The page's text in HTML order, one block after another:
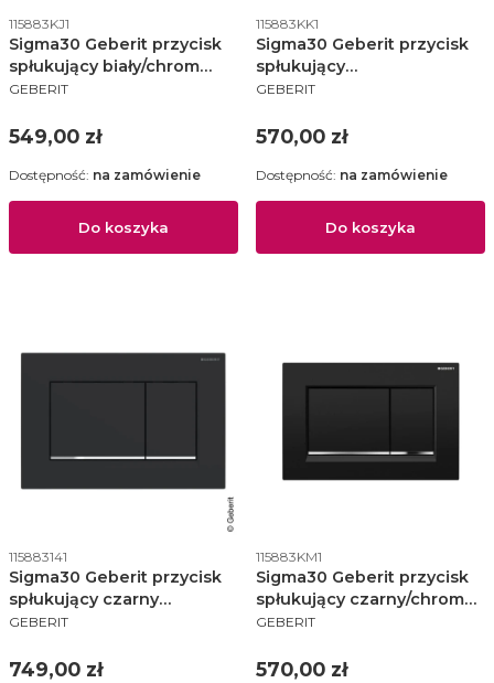
Kod produktu
115883KJ1
Sigma30 Geberit przycisk
spłukujący biały/chrom
błyszczący/biały -
PRODUCENT
GEBERIT
Cena
549,00 zł
Do koszyka
Dostępność: na zamówienie
Kod produktu
115883KK1
Sigma30 Geberit przycisk
spłukujący
biały/złocony/biały -
PRODUCENT
GEBERIT
Cena
570,00 zł
Do koszyka
Dostępność: na zamówienie
Kod produktu
115883141
Sigma30 Geberit przycisk
spłukujący czarny
mat/chrom
115883141
PRODUCENT
GEBERIT
Cena
749,00 zł
Kod produktu
115883KM1
Sigma30 Geberit przycisk
spłukujący czarny/chrom
błyszczący/czarny -
PRODUCENT
GEBERIT
Cena
570,00 zł